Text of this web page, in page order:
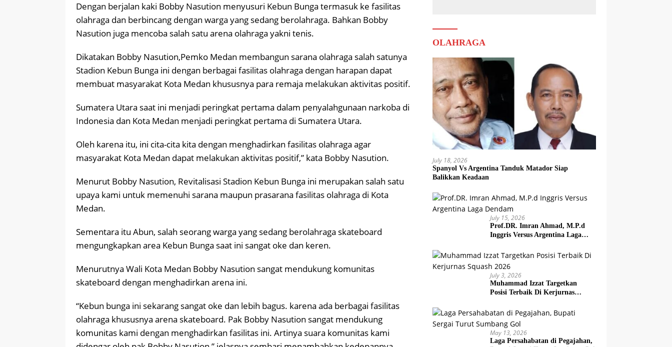
Dengan berjalan kaki Bobby Nasution menyusuri Kebun Bunga termasuk ke fasilitas
olahraga dan berbincang dengan warga yang sedang berolahraga. Bahkan Bobby
Nasution juga mencoba salah satu arena olahraga yakni tenis.
Dikatakan Bobby Nasution,Pemko Medan membangun sarana olahraga salah satunya
Stadion Kebun Bunga ini dengan berbagai fasilitas olahraga dengan harapan dapat
membuat masyarakat Kota Medan khususnya para remaja melakukan aktivitas positif.
Sumatera Utara saat ini menjadi peringkat pertama dalam penyalahgunaan narkoba di
Indonesia dan Kota Medan menjadi peringkat pertama di Sumatera Utara.
Oleh karena itu, ini cita-cita kita dengan menghadirkan fasilitas olahraga agar
masyarakat Kota Medan dapat melakukan aktivitas positif,” kata Bobby Nasution.
Menurut Bobby Nasution, Revitalisasi Stadion Kebun Bunga ini merupakan salah satu
upaya kami untuk memenuhi sarana maupun prasarana fasilitas olahraga di Kota
Medan.
Sementara itu Abun, salah seorang warga yang sedang berolahraga skateboard
mengungkapkan area Kebun Bunga saat ini sangat oke dan keren.
Menurutnya Wali Kota Medan Bobby Nasution sangat mendukung komunitas
skateboard dengan menghadirkan arena ini.
“Kebun bunga ini sekarang sangat oke dan lebih bagus. karena ada berbagai fasilitas
olahraga khususnya arena skateboard. Pak Bobby Nasution sangat mendukung
komunitas kami dengan menghadirkan fasilitas ini. Artinya suara komunitas kami
OLAHRAGA
July 18, 2026
Spanyol Vs Argentina Tanduk Matador Siap
Balikkan Keadaan
July 15, 2026
Prof.DR. Imran Ahmad, M.P.d
Inggris Versus Argentina Laga
July 3, 2026
Muhammad Izzat Targetkan
Posisi Terbaik Di Kerjurnas
May 13, 2026
Laga Persahabatan di Pegajahan,